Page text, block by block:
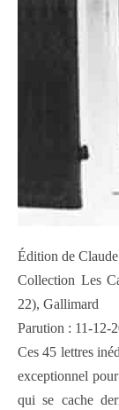
Édition de
Collection Les
22), Gallimard
Parution : 11-12-
Ces 45 lettres
exceptionnel
qui se cache